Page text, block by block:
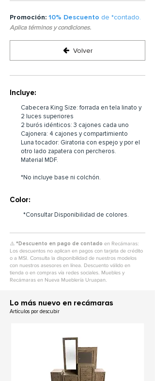
Promoción: 10% Descuento de *contado.
Aplica términos y condiciones.
Volver
Incluye:
Cabecera King Size: forrada en tela linato y
2 luces superiores
2 burós idénticos: 3 cajones cada uno
Cajonera: 4 cajones y compartimiento
Luna tocador: Giratoria con espejo y por el
otro lado zapatera con percheros.
Material MDF.
*No incluye base ni colchón.
Color:
*Consultar Disponibilidad de colores.
⚠️ *Descuento en pago de contado en Recámaras:
Los descuentos no aplican en pagos con tarjeta de crédito
o a MSI. Consulta la disponibilidad de nuestros modelos
con nuestros asesores en línea. Descuento válido en
tienda o en compras vía redes sociales. Muebles y
Recámaras en Nueva Mueblería Uruapan.
Lo más nuevo en recámaras
Artículos por descubir